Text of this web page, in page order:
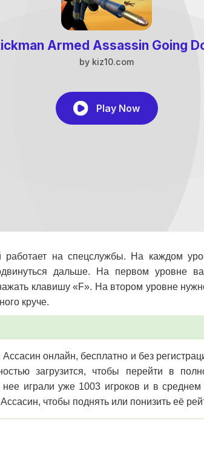
на спецслужбы. На каждом
дальше. На первом уровне
клавишу «F». На втором уровне
круче.
Ассасин онлайн, бесплатно и без
загрузится, чтобы перейти в
нее играли уже 1003 игроков и в
чтобы поднять или понизить её